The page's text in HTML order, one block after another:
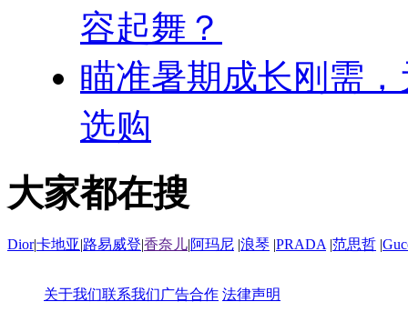
容起舞？
瞄准暑期成长刚需
选购
大家都在搜
Dior|卡地亚|路易威登|香奈儿|阿玛尼 |浪琴 |PRADA |范思哲 |
关于我们联系我们广告合作 法律声明